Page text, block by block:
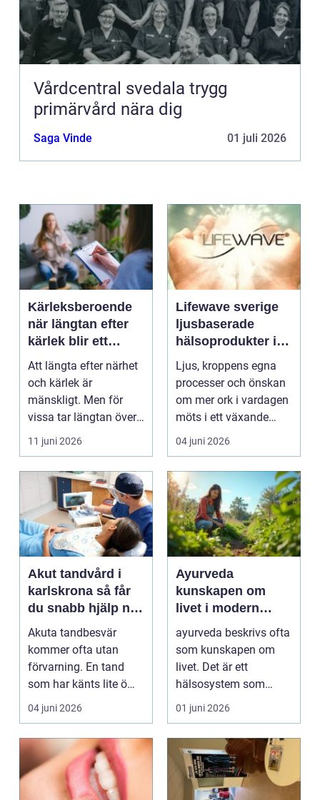
Vårdcentral svedala trygg
primärvård nära dig
Saga Vinde 01 juli 2026
Kärleksberoende
när längtan efter
kärlek blir ett
beroende
Att längta efter närhet
och kärlek är
mänskligt. Men för
vissa tar längtan över
helt. Relationer, fö...
11 juni 2026
Lifewave sverige
ljusbaserade
hälsoprodukter i
fokus
Ljus, kroppens egna
processer och önskan
om mer ork i vardagen
möts i ett växande
intresse för fotot...
04 juni 2026
Akut tandvård i
karlskrona så får
du snabb hjälp när
tanden krisar
Akuta tandbesvär
kommer ofta utan
förvarning. En tand
som har känts lite öm
kan plötsligt göra så
on...
04 juni 2026
Ayurveda
kunskapen om
livet i modern
vardag
ayurveda beskrivs ofta
som kunskapen om
livet. Det är ett
hälsosystem som
betonar balans, helhet
och...
01 juni 2026